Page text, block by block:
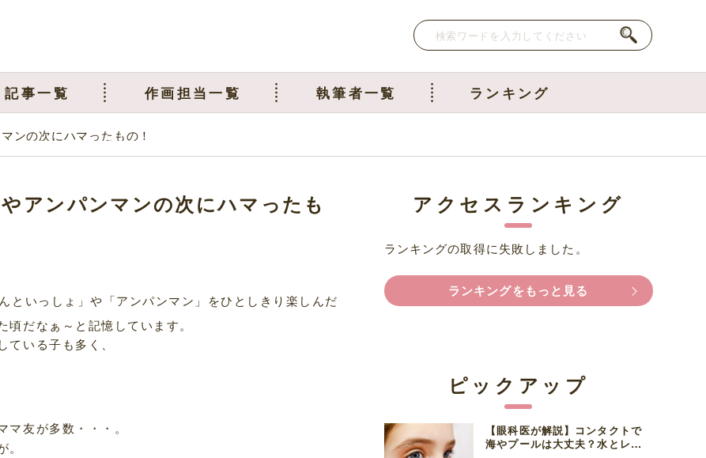
記事一覧 作画担当一覧 執筆者一覧 ランキング
ンの次にハマったもの！
アンパンマンの次にハマったも
といっしょ」や「アンパンマン」をひとしきり楽しんだ
だなぁ～と記憶しています。
いる子も多く、
友が多数・・・。
アクセスランキング
ランキングの取得に失敗しました。
ランキングをもっと見る
ピックアップ
【眼科医が解説】コンタクトで
海やプールは大丈夫？水とレン